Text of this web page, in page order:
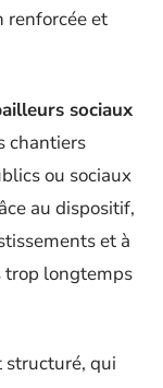
renforcée et
sociaux
chantiers
ou sociaux
au dispositif,
et à
trop longtemps
structuré, qui